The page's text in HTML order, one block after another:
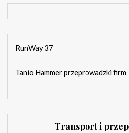
RunWay 37
Tanio Hammer przeprowadzki firm
Transport i